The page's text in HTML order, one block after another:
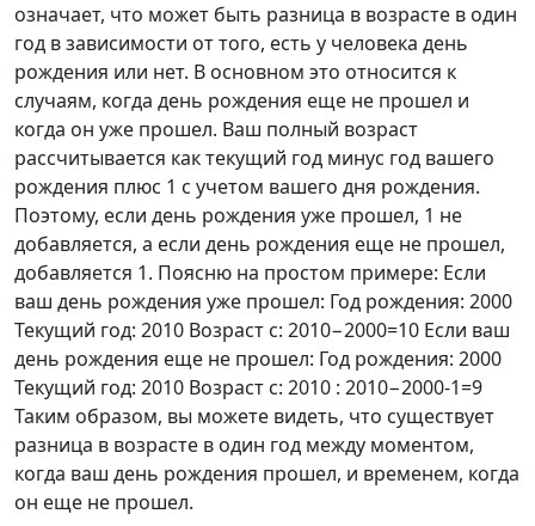
означает, что может быть разница в возрасте в один
год в зависимости от того, есть у человека день
рождения или нет. В основном это относится к
случаям, когда день рождения еще не прошел и
когда он уже прошел. Ваш полный возраст
рассчитывается как текущий год минус год вашего
рождения плюс 1 с учетом вашего дня рождения.
Поэтому, если день рождения уже прошел, 1 не
добавляется, а если день рождения еще не прошел,
добавляется 1. Поясню на простом примере: Если
ваш день рождения уже прошел: Год рождения: 2000
Текущий год: 2010 Возраст с: 2010−2000=10 Если ваш
день рождения еще не прошел: Год рождения: 2000
Текущий год: 2010 Возраст с: 2010 : 2010−2000-1=9
Таким образом, вы можете видеть, что существует
разница в возрасте в один год между моментом,
когда ваш день рождения прошел, и временем, когда
он еще не прошел.